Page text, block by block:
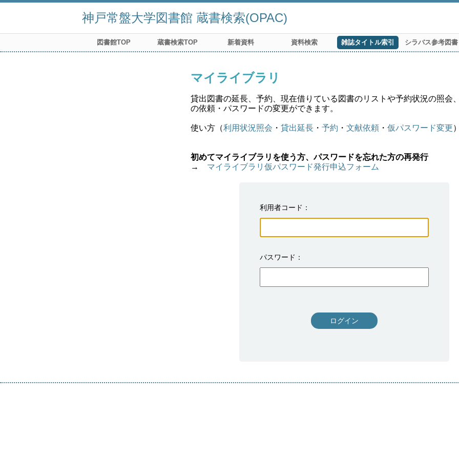
神戸常盤大学図書館 蔵書検索(OPAC)
図書館TOP 蔵書検索TOP 新着資料 資料検索 雑誌タイトル索引 シラバス参考図書
マイライブラリ
貸出図書の延長、予約、現在借りている図書のリストや予約状況の照会
の依頼・パスワードの変更ができます。
使い方（利用状況照会 ・ 貸出延長 ・ 予約 ・ 文献依頼 ・ 仮パスワード変更）
初めてマイライブラリを使う方、パスワードを忘れた方の再発行
→ マイライブラリ仮パスワード発行申込フォーム
利用者コード
パスワード
ログイン